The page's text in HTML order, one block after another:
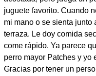
juguete favorito. Cuando
mi mano o se sienta junto
terraza. Le doy comida
come rápido. Ya parece
perro mayor Patches y yo
Gracias por tener un